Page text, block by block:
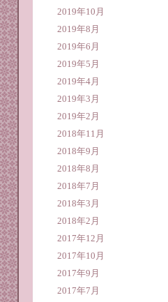
2019年10月
2019年8月
2019年6月
2019年5月
2019年4月
2019年3月
2019年2月
2018年11月
2018年9月
2018年8月
2018年7月
2018年3月
2018年2月
2017年12月
2017年10月
2017年9月
2017年7月